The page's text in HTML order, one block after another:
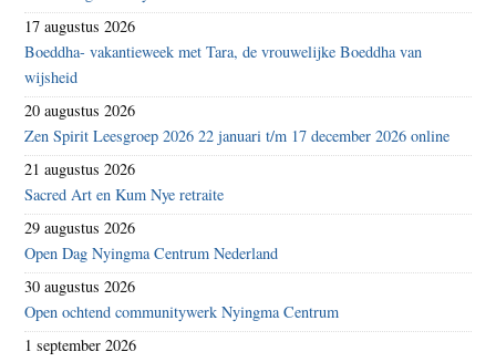
17 augustus 2026
Boeddha- vakantieweek met Tara, de vrouwelijke Boeddha van
wijsheid
20 augustus 2026
Zen Spirit Leesgroep 2026 22 januari t/m 17 december 2026 online
21 augustus 2026
Sacred Art en Kum Nye retraite
29 augustus 2026
Open Dag Nyingma Centrum Nederland
30 augustus 2026
Open ochtend communitywerk Nyingma Centrum
1 september 2026